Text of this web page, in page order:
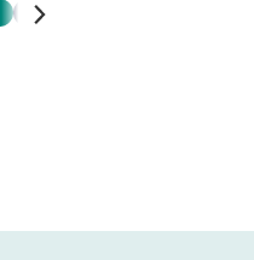
ZelenáNámořnická